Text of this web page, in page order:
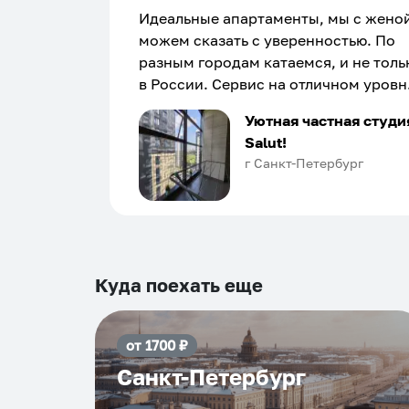
Идеальные апартаменты, мы с
можем сказать с уверенностью. По
разным городам катаемся, и не
в России. Сервис на отличном
Хозяин апартаментов доброй души
человек, всегда можно
подскажет что как и почему.
Рекомендуем на 100% и вам, и
и сами будем приезжать еще...
Уютная частная
Salut!
г Санкт-Петербург
Куда поехать еще
от 1700₽
Санкт-Петербург